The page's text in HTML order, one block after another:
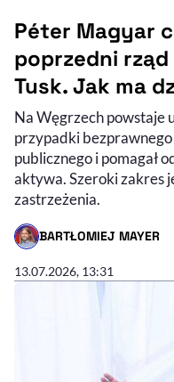
Péter Magyar
poprzedni
Tusk. Jak ma
Na Węgrzech powstaje
przypadki
publicznego i pomagał
aktywa. Szeroki zakres
zastrzeżenia.
BARTŁOMIEJ MAYER
- AUTOR ARTYKUŁU - PROFIL
13.07.2026, 13:31